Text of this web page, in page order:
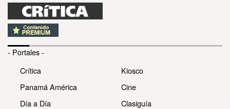
- Portales -
Crítica
Panamá América
Día a Día
Kiosco
Cine
Clasiguía